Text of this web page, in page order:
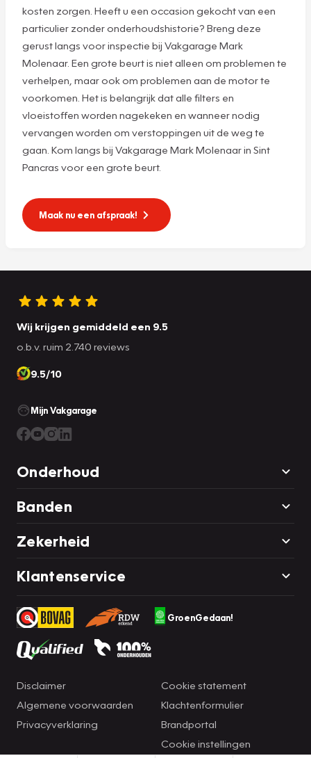
kosten zorgen. Heeft u een occasion gekocht van een
particulier zonder onderhoudshistorie? Breng deze
gerust langs voor inspectie bij Vakgarage Mark
Molenaar. Een grote beurt is niet alleen om problemen te
verhelpen, maar ook om problemen aan de motor te
voorkomen. Het is belangrijk dat alle filters en
vloeistoffen worden nagekeken en wanneer nodig
vervangen worden om verstoppingen uit de weg te
gaan. Kom langs bij Vakgarage Mark Molenaar in Sint
Pancras voor een grote beurt.
Maak nu een afspraak!
Wij krijgen gemiddeld een 9.5
o.b.v. ruim 2.740 reviews
9.5/10
Mijn Vakgarage
Onderhoud
Banden
Zekerheid
Klantenservice
GroenGedaan!
Disclaimer
Algemene voorwaarden
Privacyverklaring
Cookie statement
Klachtenformulier
Brandportal
Cookie instellingen